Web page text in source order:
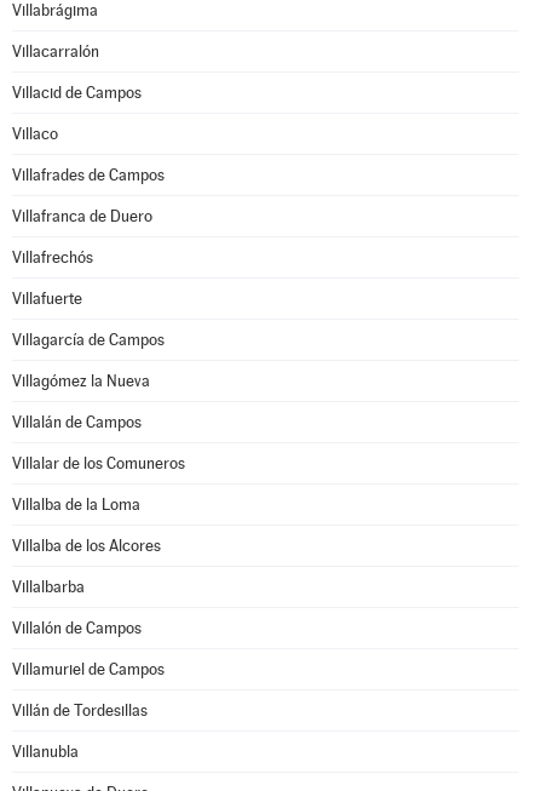
Villabrágima
Villacarralón
Villacid de Campos
Villaco
Villafrades de Campos
Villafranca de Duero
Villafrechós
Villafuerte
Villagarcía de Campos
Villagómez la Nueva
Villalán de Campos
Villalar de los Comuneros
Villalba de la Loma
Villalba de los Alcores
Villalbarba
Villalón de Campos
Villamuriel de Campos
Villán de Tordesillas
Villanubla